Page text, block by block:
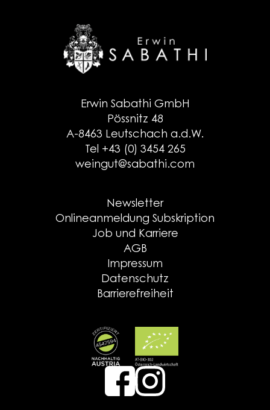
Erwin Sabathi GmbH
Pössnitz 48
A-8463 Leutschach a.d.W.
Tel +43 (0) 3454 265
weingut@sabathi.com
Newsletter
Onlineanmeldung Subskription
Job und Karriere
AGB
Impressum
Datenschutz
Barrierefreiheit